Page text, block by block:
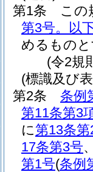
第1条
この
第3号。以
めるもの
(令2規
(標識及び
第2条
条例
第11条第3
に第13条第
17条第3号
第1号(条例